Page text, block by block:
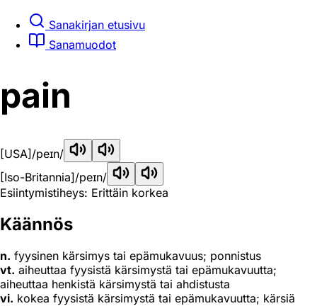
Sanakirjan etusivu
Sanamuodot
pain
[USA] /peɪn/
[Iso-Britannia]/peɪn/
Esiintymistiheys: Erittäin korkea
Käännös
n. fyysinen kärsimys tai epämukavuus; ponnistus
vt. aiheuttaa fyysistä kärsimystä tai epämukavuutta;
aiheuttaa henkistä kärsimystä tai ahdistusta
vi. kokea fyysistä kärsimystä tai epämukavuutta; kärsiä